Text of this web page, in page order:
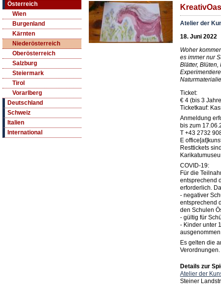
Österreich
Wien
Burgenland
Kärnten
Niederösterreich
Oberösterreich
Salzburg
Steiermark
Tirol
Vorarlberg
Deutschland
Schweiz
Italien
International
Atelier der
18. Juni 2022
Woher
es immer nur
Blätter, Blüten,
Ticket:
€ 4 (bis 3
Ticketkauf:
Anmeldung
bis zum
T +43 2732
E
Resttickets
COVID-19:
Für die
entsprechend
erforderlich.
- negativer
entsprechend
den Schulen
- gültig für
- Kinder unter
Es gelten die
Verordnungen.
Details zur
Atelier der
Steiner